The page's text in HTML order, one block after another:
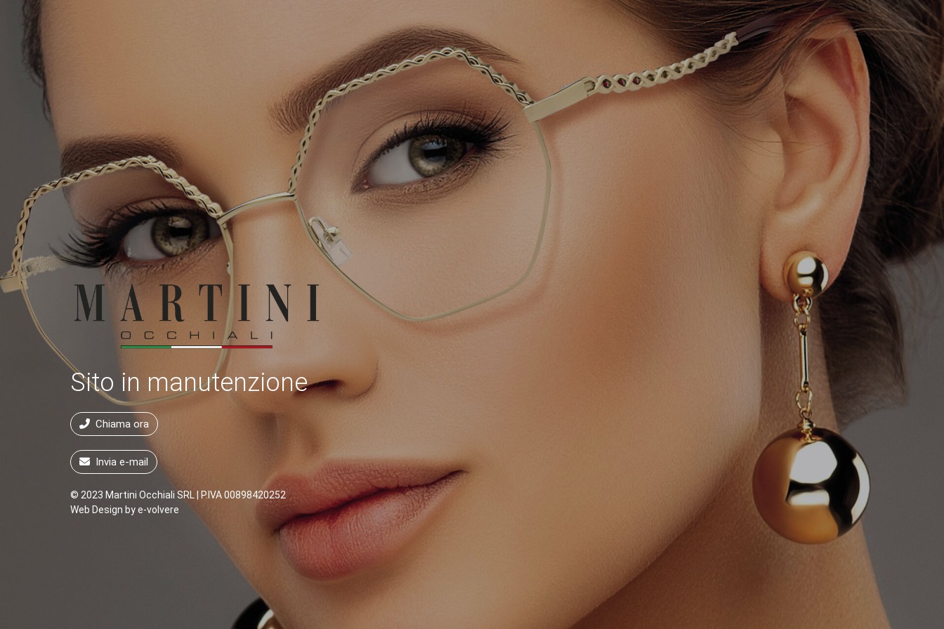
Sito in manutenzione
Chiama ora
Invia e-mail
© 2023 Martini Occhiali SRL | P.IVA 00898420252
Web Design bye-volvere